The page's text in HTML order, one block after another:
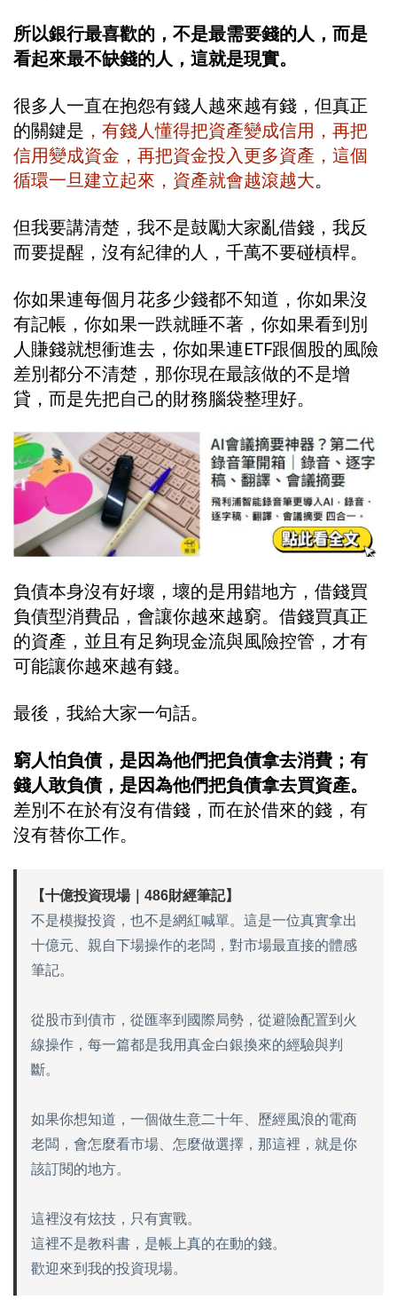
所以銀行最喜歡的，不是最需要錢的人，而是
看起來最不缺錢的人，這就是現實。
很多人一直在抱怨有錢人越來越有錢，但真正
的關鍵是 ，有錢人懂得把資產變成信用，再把
信用變成資金，再把資金投入更多資產，這個
循環一旦建立起來，資產就會越滾越大。
但我要講清楚，我不是鼓勵大家亂借錢，我反
而要提醒，沒有紀律的人，千萬不要碰槓桿。
你如果連每個月花多少錢都不知道，你如果沒
有記帳，你如果一跌就睡不著，你如果看到別
人賺錢就想衝進去，你如果連ETF跟個股的風險
差別都分不清楚，那你現在最該做的不是增
貸，而是先把自己的財務腦袋整理好。
負債本身沒有好壞，壞的是用錯地方，借錢買
負債型消費品，會讓你越來越窮。借錢買真正
的資產，並且有足夠現金流與風險控管，才有
可能讓你越來越有錢。
最後，我給大家一句話。
窮人怕負債，是因為他們把負債拿去消費；有
錢人敢負債，是因為他們把負債拿去買資產。
差別不在於有沒有借錢，而在於借來的錢，有
沒有替你工作。
【十億投資現場｜486財經筆記】
不是模擬投資，也不是網紅喊單。這是一位真實拿出
十億元、親自下場操作的老闆，對市場最直接的體感
筆記。
從股市到債市，從匯率到國際局勢，從避險配置到火
線操作，每一篇都是我用真金白銀換來的經驗與判
斷。
如果你想知道，一個做生意二十年、歷經風浪的電商
老闆，會怎麼看市場、怎麼做選擇，那這裡，就是你
該訂閱的地方。
這裡沒有炫技，只有實戰。
這裡不是教科書，是帳上真的在動的錢。
歡迎來到我的投資現場。